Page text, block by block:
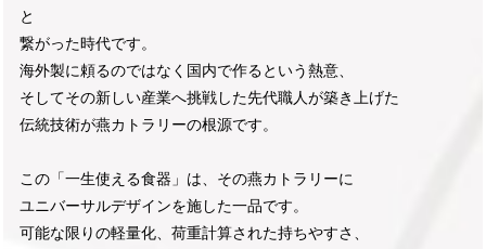
と
繋がった時代です。
海外製に頼るのではなく国内で作るという熱意、
そしてその新しい産業へ挑戦した先代職人が築き上げた
伝統技術が燕カトラリーの根源です。
この「一生使える食器」は、その燕カトラリーに
ユニバーサルデザインを施した一品です。
可能な限りの軽量化、荷重計算された持ちやすさ、